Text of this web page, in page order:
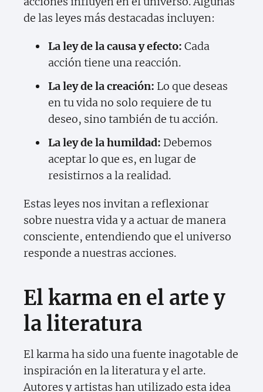
de las leyes más destacadas incluyen:
La ley de la causa y efecto: Cada
acción tiene una reacción.
La ley de la creación: Lo que deseas
en tu vida no solo requiere de tu
deseo, sino también de tu acción.
La ley de la humildad: Debemos
aceptar lo que es, en lugar de
resistirnos a la realidad.
Estas leyes nos invitan a reflexionar
sobre nuestra vida y a actuar de manera
consciente, entendiendo que el universo
responde a nuestras acciones.
El karma en el arte y
la literatura
El karma ha sido una fuente inagotable de
inspiración en la literatura y el arte.
Autores y artistas han utilizado esta idea